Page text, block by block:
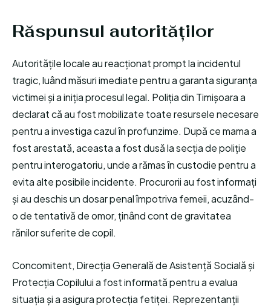
Răspunsul autorităților
Autoritățile locale au reacționat prompt la incidentul
tragic, luând măsuri imediate pentru a garanta siguranța
victimei și a iniția procesul legal. Poliția din Timișoara a
declarat că au fost mobilizate toate resursele necesare
pentru a investiga cazul în profunzime. După ce mama a
fost arestată, aceasta a fost dusă la secția de poliție
pentru interogatoriu, unde a rămas în custodie pentru a
evita alte posibile incidente. Procurorii au fost informați
și au deschis un dosar penal împotriva femeii, acuzând-
o de tentativă de omor, ținând cont de gravitatea
rănilor suferite de copil.
Concomitent, Direcția Generală de Asistență Socială și
Protecția Copilului a fost informată pentru a evalua
situația și a asigura protecția fetiței. Reprezentanții